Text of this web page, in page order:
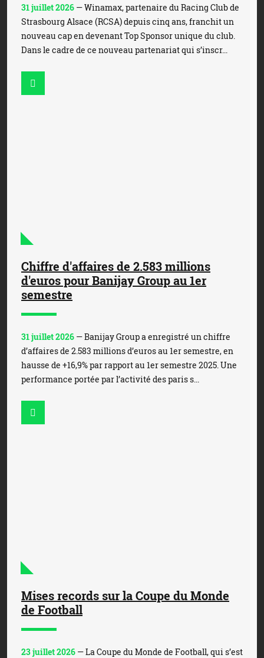
31 juillet 2026 — Winamax, partenaire du Racing Club de
Strasbourg Alsace (RCSA) depuis cinq ans, franchit un
nouveau cap en devenant Top Sponsor unique du club.
Dans le cadre de ce nouveau partenariat qui s’inscr...
Chiffre d'affaires de 2.583 millions
d'euros pour Banijay Group au 1er
semestre
31 juillet 2026 — Banijay Group a enregistré un chiffre
d’affaires de 2.583 millions d’euros au 1er semestre, en
hausse de +16,9% par rapport au 1er semestre 2025. Une
performance portée par l’activité des paris s...
Mises records sur la Coupe du Monde
de Football
23 juillet 2026 — La Coupe du Monde de Football, qui s’est